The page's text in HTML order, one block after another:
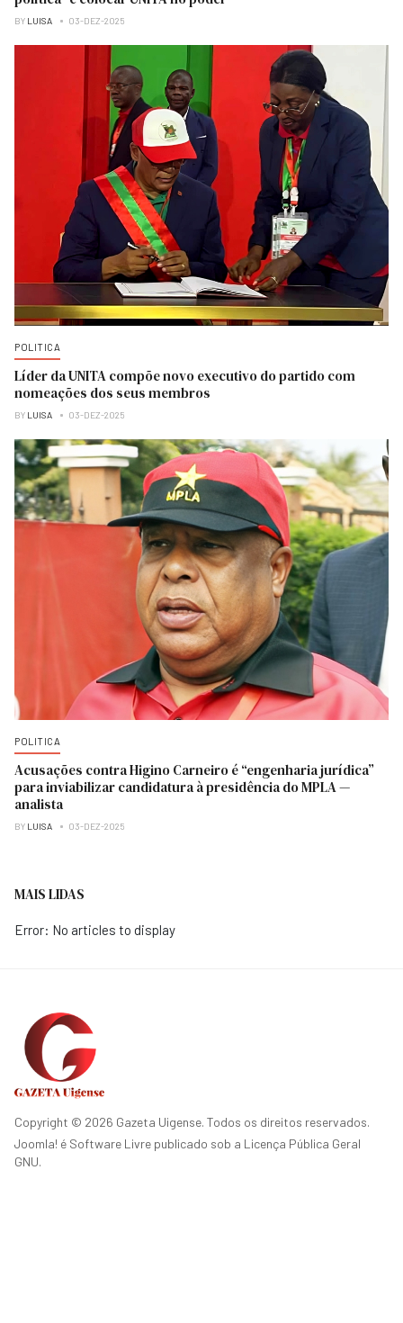
BY LUISA 03-DEZ-2025
POLITICA
Líder da UNITA compõe novo executivo do partido com
nomeações dos seus membros
BY LUISA 03-DEZ-2025
POLITICA
Acusações contra Higino Carneiro é “engenharia jurídica”
para inviabilizar candidatura à presidência do MPLA —
analista
BY LUISA 03-DEZ-2025
MAIS LIDAS
Error: No articles to display
Copyright © 2026 Gazeta Uigense. Todos os direitos reservados.
Joomla! é Software Livre publicado sob a Licença Pública Geral
GNU.